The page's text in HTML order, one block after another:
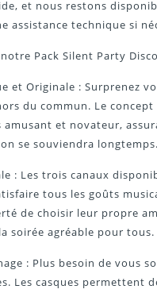
et nous restons
assistance technique si
Pack Silent Party
et Originale : Surprenez
du commun. Le concept
amusant et novateur,
se souviendra longtemps.
: Les trois canaux
tous les goûts
de choisir leur propre
soirée agréable pour tous.
: Plus besoin de vous
Les casques permettent